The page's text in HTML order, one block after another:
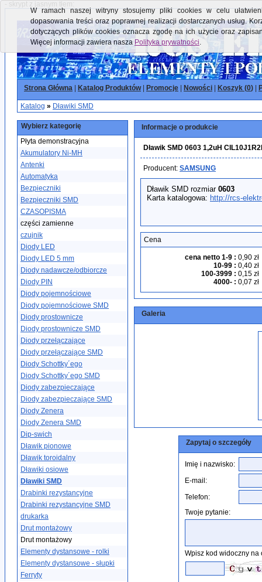
- skrypt z jasnym tłem:
Strona Główna Katalog Produktów| Promocje Nowości Koszyk (0)
Katalog » Dławiki SMD
Wybierz kategorię
Płyta demonstracyjna
Akumulatory Ni-MH
Antenki
Automatyka
Bezpieczniki
Bezpieczniki SMD
CZASOPISMA
części zamienne
czujnik
Diody LED
Diody LED 5 mm
Diody nadawcze/odbiorcze
Diody PIN
Diody pojemnościowe
Diody pojemnościowe SMD
Diody prostownicze
Diody prostownicze SMD
Diody przełączające
Diody przełączające SMD
Diody Schottky´ego
Diody Schottky´ego SMD
Diody zabezpieczające
Diody zabezpieczające SMD
Diody Zenera
Diody Zenera SMD
Dip-swich
Dławik pionowe
Dławik toroidalny
Dławiki osiowe
Dławiki SMD
Drabinki rezystancyjne
Drabinki rezystancyjne SMD
drukarka
Drut montażowy
Drut montażowy
Elementy dystansowe - rolki
Elementy dystansowe - słupki
Ferryty
Informacje o produkcie
Dławik SMD 0603 1,2uH
Producent: SAMSUNG
Dławik SMD rozmiar 0603
Karta katalogowa: http://rcs-
Cena
cena netto 1-9 : 0,90 zł
10-99 : 0,40 zł
100-3999 : 0,15 zł
4000- : 0,07 zł
Galeria
Zapytaj o szczegóły
Imię i nazwisko:
E-mail:
Telefon:
Twoje pytanie:
Wpisz kod widoczny na
W ramach naszej witryny stosujemy pliki cookies w celu
dopasowania treści oraz poprawnej realizacji dostarczanych usług.
dotyczących plików cookies oznacza zgodę na ich użycie oraz
Więcej informacji zawiera nasza Polityka prywatności.